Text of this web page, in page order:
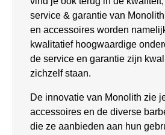
service & garantie van
en accessoires worden
kwalitatief hoogwaardige
de service en garantie zijn
zichzelf staan.
De innovatie van Monolith zie
accessoires en de diverse
die ze aanbieden aan hun